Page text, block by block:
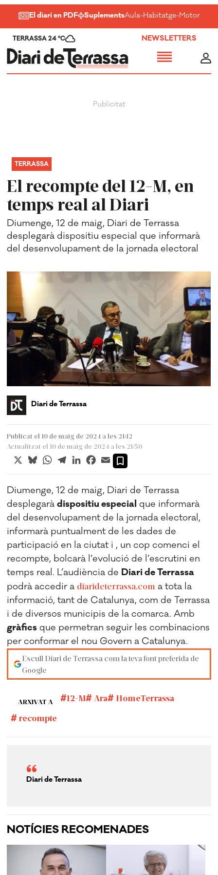
El diari en PDF SuplementsAula-Habitatge-Motor-
TERRASSA 24 ºC NEWSLETTERS
El recompte del 12-M, en
temps real al Diari
TERRASSA
Diumenge, 12 de maig, Diari de Terrassa
desplegarà dispositiu especial que informarà
del desenvolupament de la jornada electoral
Diari de Terrassa
Publicat el 10 de maig de 2024 a les 21:12
Actualitzat el 10 de maig de 2024 a les 21:50
X BlueskyWhatsApp
TelegramLinkedInFacebook
Email
Diumenge, 12 de maig, Diari de Terrassa
desplegaràdispositiu especial que informarà
del desenvolupament de la jornada electoral,
informarà puntualment de les dades de
participació en la ciutat i , un cop comenci el
recompte, bolcarà l’evolució de l’escrutini en
temps real. L’audiència de Diari de Terrassa
podrà accedir a diarideterrassa.com a tota la
informació, tant de Catalunya, com de Terrassa
i de diversos municipis de la comarca. Amb
gràfics que permetran seguir les combinacions
per conformar el nou Govern a Catalunya.
Escull Diari de Terrassa com la teva font preferida de
Google
ARXIVAT A 12-M Ara
HomeTerrassa
recompte
Diari de Terrassa
NOTÍCIES RECOMENADES